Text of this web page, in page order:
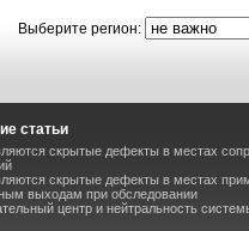
Выберите регион:
статьи
скрытые дефекты в местах
скрытые дефекты в местах
выходам при обследовании
центр и нейтральность